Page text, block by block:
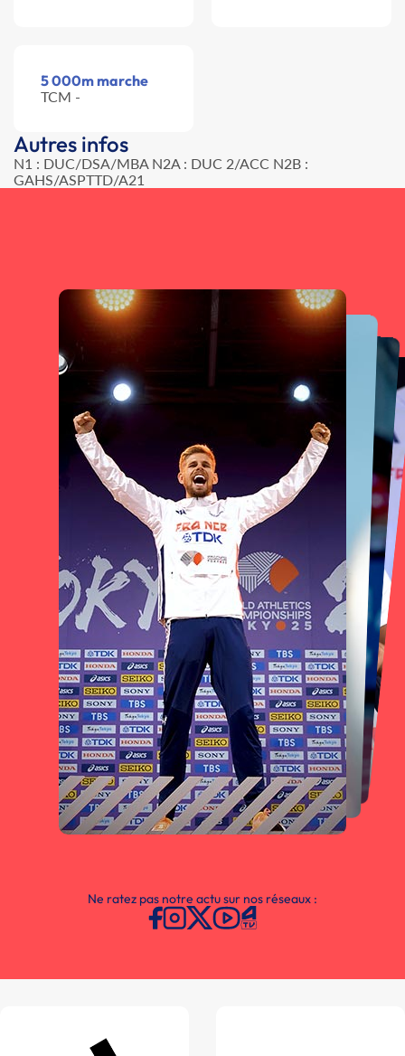
5 000m marche
TCM -
Autres infos
N1 : DUC/DSA/MBA N2A : DUC 2/ACC N2B :
GAHS/ASPTTD/A21
Ne ratez pas notre actu sur nos réseaux :